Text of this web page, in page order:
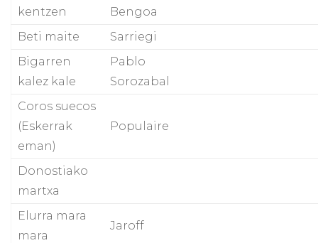
kentzen
Bengoa
Beti maite
Sarriegi
Bigarren
kalez kale
Pablo
Sorozabal
Coros suecos
(Eskerrak
eman)
Populaire
Donostiako
martxa
Elurra mara
mara
Jaroff